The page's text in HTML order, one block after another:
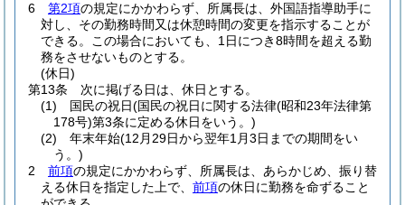
6
第2項の規定にかかわらず、所属長は、外国語指導助手に
対し、その勤務時間又は休憩時間の変更を指示することが
できる。
この場合においても、1日につき8時間を超える勤
務をさせないものとする。
(休日)
第13条
次に掲げる日は、休日とする。
(1)
国民の祝日(国民の祝日に関する法律(昭和23年法律第
178号)第3条に定める休日をいう。)
(2)
年末年始(12月29日から翌年1月3日までの期間をい
う。)
2
前項の規定にかかわらず、所属長は、あらかじめ、振り替
える休日を指定した上で、 前項の休日に勤務を命ずること